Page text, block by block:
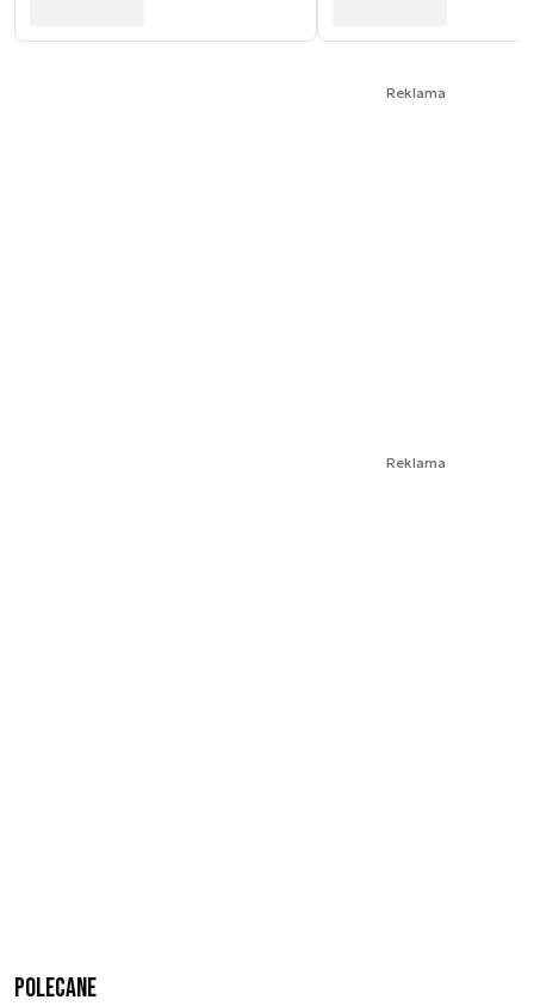
Reklama
Reklama
Polecane